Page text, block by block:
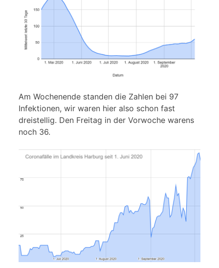
Am Wochenende standen die Zahlen bei 97
Infektionen, wir waren hier also schon fast
dreistellig. Den Freitag in der Vorwoche warens
noch 36.